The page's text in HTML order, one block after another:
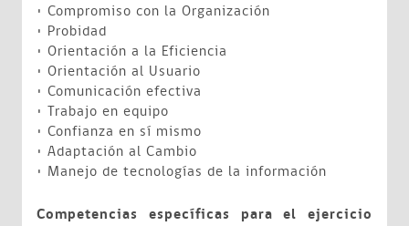
• Compromiso con la Organización
• Probidad
• Orientación a la Eficiencia
• Orientación al Usuario
• Comunicación efectiva
• Trabajo en equipo
• Confianza en sí mismo
• Adaptación al Cambio
• Manejo de tecnologías de la información
Competencias específicas para el ejercicio